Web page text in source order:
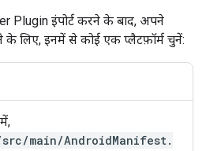
Plugin इंपोर्ट करने के बाद, अपने
के लिए, इनमें से कोई एक प्लैटफ़ॉर्म चुनें:
main/AndroidManifest.